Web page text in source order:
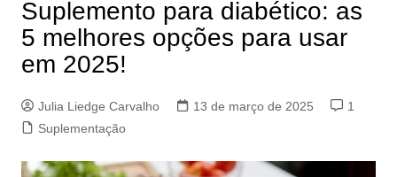
Suplemento para diabético: as
5 melhores opções para usar
em 2025!
Julia Liedge Carvalho 13 de março de 2025
1
Suplementação